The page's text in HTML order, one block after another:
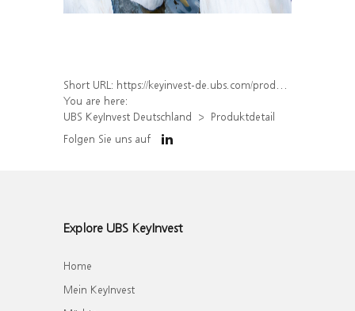
Short URL: https://keyinvest-de.ubs.com/produkt/detail/index/isin/DE000WA8TVC6
You are here:
UBS KeyInvest Deutschland
Produktdetail
Folgen Sie uns auf
Explore UBS KeyInvest
Home
Mein KeyInvest